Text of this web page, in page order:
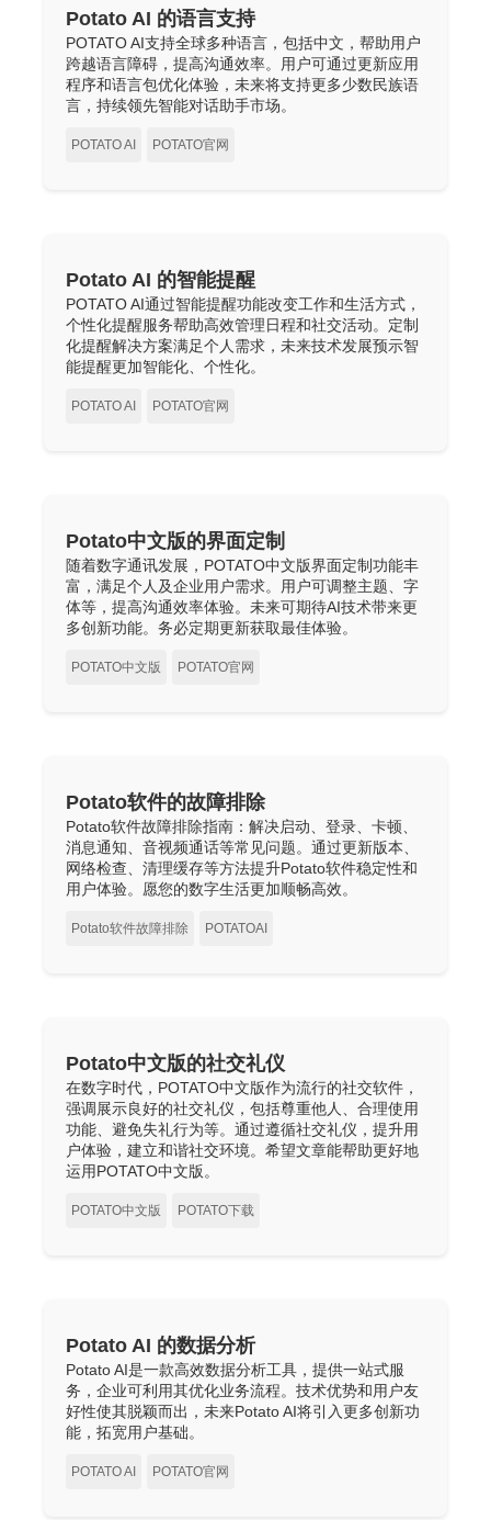
Potato AI 的语言支持
POTATO AI支持全球多种语言，包括中文，帮助用户
跨越语言障碍，提高沟通效率。用户可通过更新应用
程序和语言包优化体验，未来将支持更多少数民族语
言，持续领先智能对话助手市场。
POTATO AI POTATO官网
Potato AI 的智能提醒
POTATO AI通过智能提醒功能改变工作和生活方式，
个性化提醒服务帮助高效管理日程和社交活动。定制
化提醒解决方案满足个人需求，未来技术发展预示智
能提醒更加智能化、个性化。
POTATO AI POTATO官网
Potato中文版的界面定制
随着数字通讯发展，POTATO中文版界面定制功能丰
富，满足个人及企业用户需求。用户可调整主题、字
体等，提高沟通效率体验。未来可期待AI技术带来更
多创新功能。务必定期更新获取最佳体验。
POTATO中文版 POTATO官网
Potato软件的故障排除
Potato软件故障排除指南：解决启动、登录、卡顿、
消息通知、音视频通话等常见问题。通过更新版本、
网络检查、清理缓存等方法提升Potato软件稳定性和
用户体验。愿您的数字生活更加顺畅高效。
Potato软件故障排除 POTATOAI
Potato中文版的社交礼仪
在数字时代，POTATO中文版作为流行的社交软件，
强调展示良好的社交礼仪，包括尊重他人、合理使用
功能、避免失礼行为等。通过遵循社交礼仪，提升用
户体验，建立和谐社交环境。希望文章能帮助更好地
运用POTATO中文版。
POTATO中文版 POTATO下载
Potato AI 的数据分析
Potato AI是一款高效数据分析工具，提供一站式服
务，企业可利用其优化业务流程。技术优势和用户友
好性使其脱颖而出，未来Potato AI将引入更多创新功
能，拓宽用户基础。
POTATO AI POTATO官网